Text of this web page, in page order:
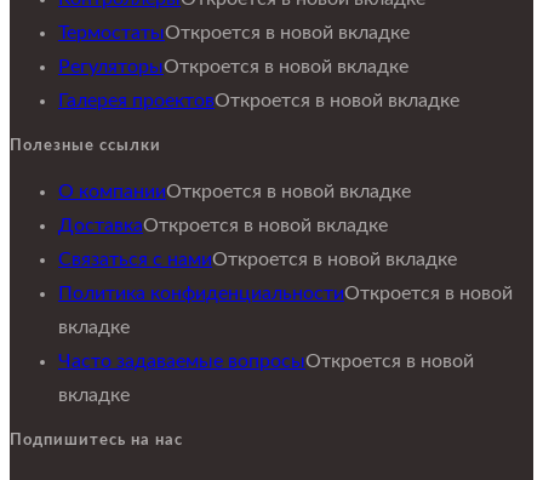
ТермостатыОткроется в новой вкладке
РегуляторыОткроется в новой вкладке
Галерея проектовОткроется в новой вкладке
Полезные ссылки
О компанииОткроется в новой вкладке
ДоставкаОткроется в новой вкладке
Связаться с намиОткроется в новой вкладке
Политика конфиденциальностиОткроется в новой
вкладке
Часто задаваемые вопросыОткроется в новой
вкладке
Подпишитесь на нас